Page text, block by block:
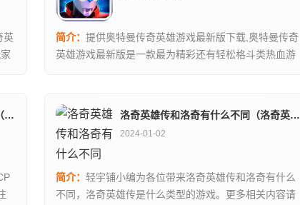
英
简介：提供奥特曼传奇英雄游戏最新版下载,奥特曼传奇
英雄游戏最新版是一款最为精彩还有轻松格斗类热血游
游戏里亲们一般怎么向CP撒娇求助的（冒险岛毛笔在哪里） 洛奇英雄传和洛奇有什么不同（洛奇英雄传是什么类型的游戏）
2024-01-02
简介：轻宇铺小编为各位带来洛奇英雄传和洛奇有什么
不同，洛奇英雄传是什么类型的游戏。更多相关内容请